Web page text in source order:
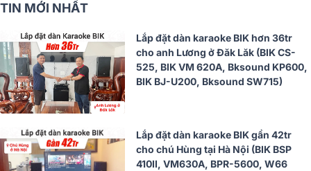
TIN MỚI NHẤT
Lắp đặt dàn karaoke BIK hơn 36tr
cho anh Lương ở Đăk Lăk (BIK CS-
525, BIK VM 620A, Bksound KP600,
BIK BJ-U200, Bksound SW715)
Lắp đặt dàn karaoke BIK gần 42tr
cho chú Hùng tại Hà Nội (BIK BSP
410II, VM630A, BPR-5600, W66